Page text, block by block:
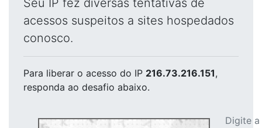
Seu IP fez diversas tentativas de
acessos suspeitos a sites hospedados
conosco.
Para liberar o acesso do IP 216.73.216.151,
responda ao desafio abaixo.
Digite